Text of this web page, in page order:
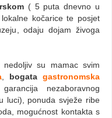
( 5 puta dnevno u
kočarice te posjet
odaju dojam živoga
su mamac svim
bogata gastronomska
nezaboravnog
luci), ponuda svježe ribe
mogućnost kontakta s